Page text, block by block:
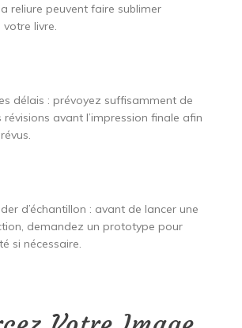
reliure peuvent faire sublimer
votre livre.
délais : prévoyez suffisamment de
avant l’impression finale afin
d’échantillon : avant de lancer une
demandez un prototype pour
si nécessaire.